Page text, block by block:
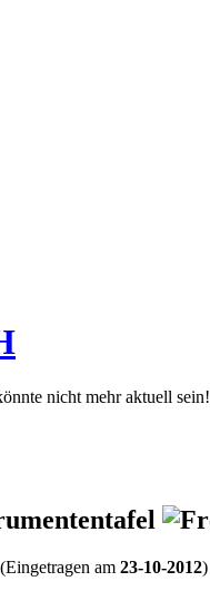
nicht mehr aktuell sein!
(Eingetragen am 23-10-2012)